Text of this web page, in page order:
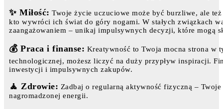
✨ Miłość: Twoje życie uczuciowe może być burzliwe, ale
kto wywróci ich świat do góry nogami. W stałych związkach
zaangażowaniem – unikaj impulsywnych decyzji, które mogą
💰 Praca i finanse: Kreatywność to Twoja mocna strona w
technologicznej, możesz liczyć na duży przypływ inspiracji.
inwestycji i impulsywnych zakupów.
🧘 Zdrowie: Zadbaj o regularną aktywność fizyczną –
nagromadzonej energii.